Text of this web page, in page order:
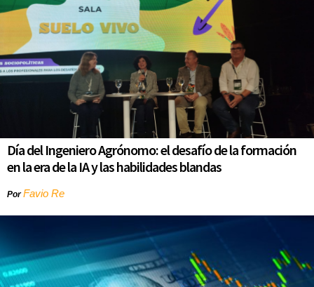
Día del Ingeniero Agrónomo: el desafío de la formación
en la era de la IA y las habilidades blandas
PorFavio Re